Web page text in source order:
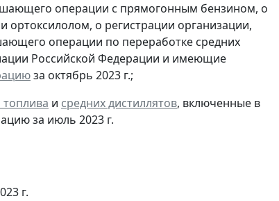
операции с прямогонным бензином, о
о регистрации организации,
операции по переработке средних
Российской Федерации и имеющие
за октябрь 2023 г.;
топлива и средних дистиллятов, включенные в
за июль 2023 г.
г.